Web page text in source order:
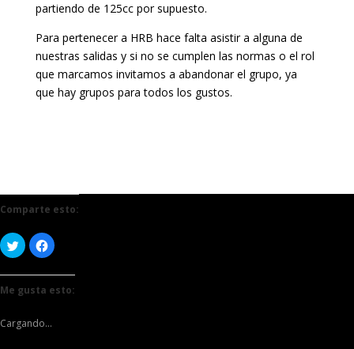
partiendo de 125cc por supuesto.
Para pertenecer a HRB hace falta asistir a alguna de
nuestras salidas y si no se cumplen las normas o el rol
que marcamos invitamos a abandonar el grupo, ya
que hay grupos para todos los gustos.
Comparte esto:
Haz
clic
para
Twitter
(Se
en
una
Haz
clic
Facebook
una
Me gusta esto:
Cargando...